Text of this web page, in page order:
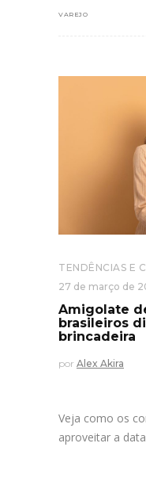
VAREJO
TENDÊNCIAS E
27 de março de
Amigolate
brasileiros
brincadeira
por Alex Akira
Veja como os
aproveitar a data